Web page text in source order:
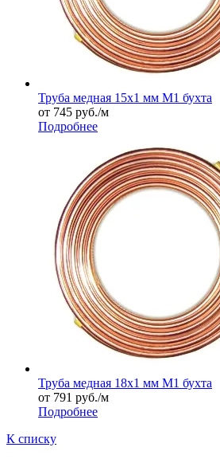
Труба медная 15х1 мм М1 бухта
от 745 руб./м
Подробнее
Труба медная 18х1 мм М1 бухта
от 791 руб./м
Подробнее
К списку